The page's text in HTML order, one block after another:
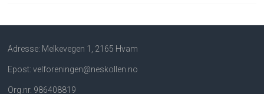
Adresse: Melkevegen 1, 2165 Hvam
Epost: velforeningen@neskollen.no
Org.nr. 986408819